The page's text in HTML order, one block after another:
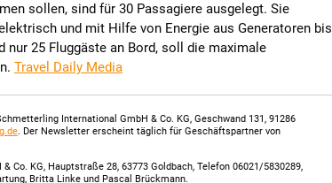
sollen, sind für 30 Passagiere ausgelegt. Sie
und mit Hilfe von Energie aus Generatoren bis
nur 25 Fluggäste an Bord, soll die maximale
Travel Daily Media
International GmbH & Co. KG, Geschwand 131, 91286
. Der Newsletter erscheint täglich für Geschäftspartner von
& Co. KG, Hauptstraße 28, 63773 Goldbach, Telefon 06021/5830289,
Britta Linke und Pascal Brückmann.